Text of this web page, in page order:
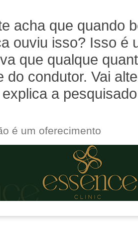
acha que quando
ouviu isso? Isso é
que qualque
do condutor. Vai
a
é um oferecimento